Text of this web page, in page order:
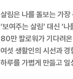
살림은 나를 돌보는 가
‘보여주는 살림’ 대신 ‘나
80만 팔로워가 기다려
여섯 생활인의 시선과 경
하루를 가볍게 만들고